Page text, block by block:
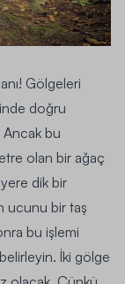
Gölgeleri
doğru
Ancak bu
olan bir ağaç
yere dik bir
ucunu bir taş
bu işlemi
İki gölge